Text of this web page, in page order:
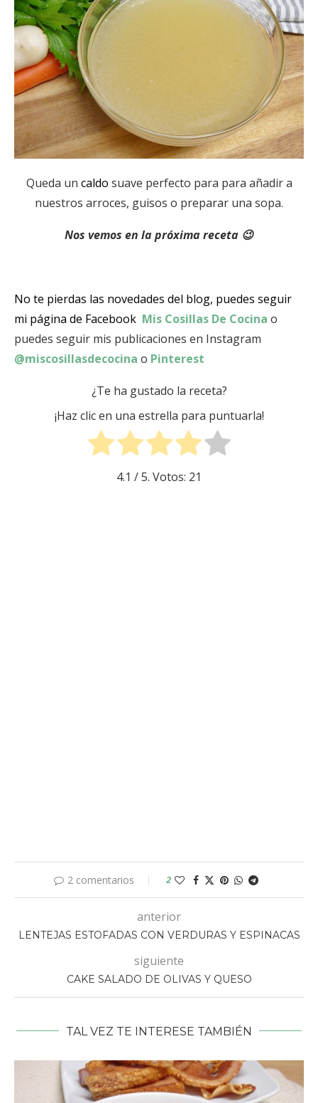
Queda un caldo suave perfecto para para añadir a
nuestros arroces, guisos o preparar una sopa.
Nos vemos en la próxima receta 😉
No te pierdas las novedades del blog, puedes seguir
mi página de Facebook Mis Cosillas De Cocina o
puedes seguir mis publicaciones en Instagram
@miscosillasdecocina o Pinterest
¿Te ha gustado la receta?
¡Haz clic en una estrella para puntuarla!
4.1 / 5. Votos: 21
2 comentarios 2
anterior
LENTEJAS ESTOFADAS CON VERDURAS Y ESPINACAS
siguiente
CAKE SALADO DE OLIVAS Y QUESO
TAL VEZ TE INTERESE TAMBIÉN